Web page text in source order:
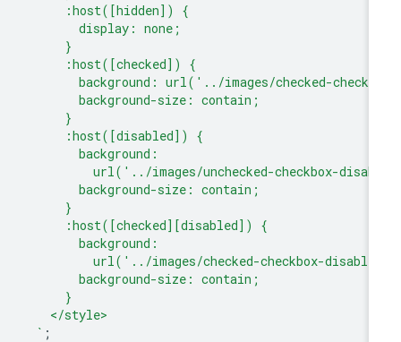
      :host([hidden]) {
        display: none;
      }
      :host([checked]) {
background: url('../images/checked-
        background-size: contain;
      }
      :host([disabled]) {
        background:
url('../images/unchecked-checkbox-
        background-size: contain;
      }
      :host([checked][disabled]) {
        background:
url('../images/checked-checkbox-
        background-size: contain;
      }
    </style>
  `